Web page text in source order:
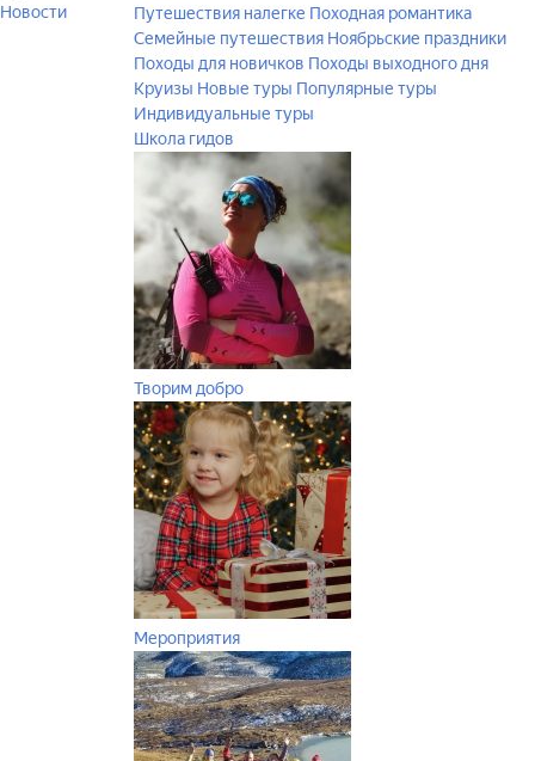
Новости
Путешествия налегке Походная романтика
Семейные путешествия Ноябрьские праздники
Походы для новичков Походы выходного дня
Круизы Новые туры Популярные туры
Индивидуальные туры
Школа гидов
Творим добро
Мероприятия